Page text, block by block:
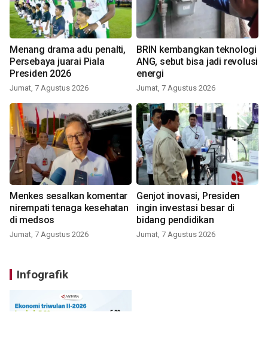
Menang drama adu penalti,
Persebaya juarai Piala
Presiden 2026
Jumat, 7 Agustus 2026
BRIN kembangkan teknologi
ANG, sebut bisa jadi revolusi
energi
Jumat, 7 Agustus 2026
Menkes sesalkan komentar
nirempati tenaga kesehatan
di medsos
Jumat, 7 Agustus 2026
Genjot inovasi, Presiden
ingin investasi besar di
bidang pendidikan
Jumat, 7 Agustus 2026
Infografik